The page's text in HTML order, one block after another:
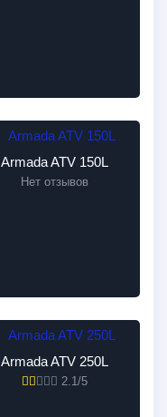
Armada ATV 150L
Нет отзывов
Armada ATV 250L
2.1/5